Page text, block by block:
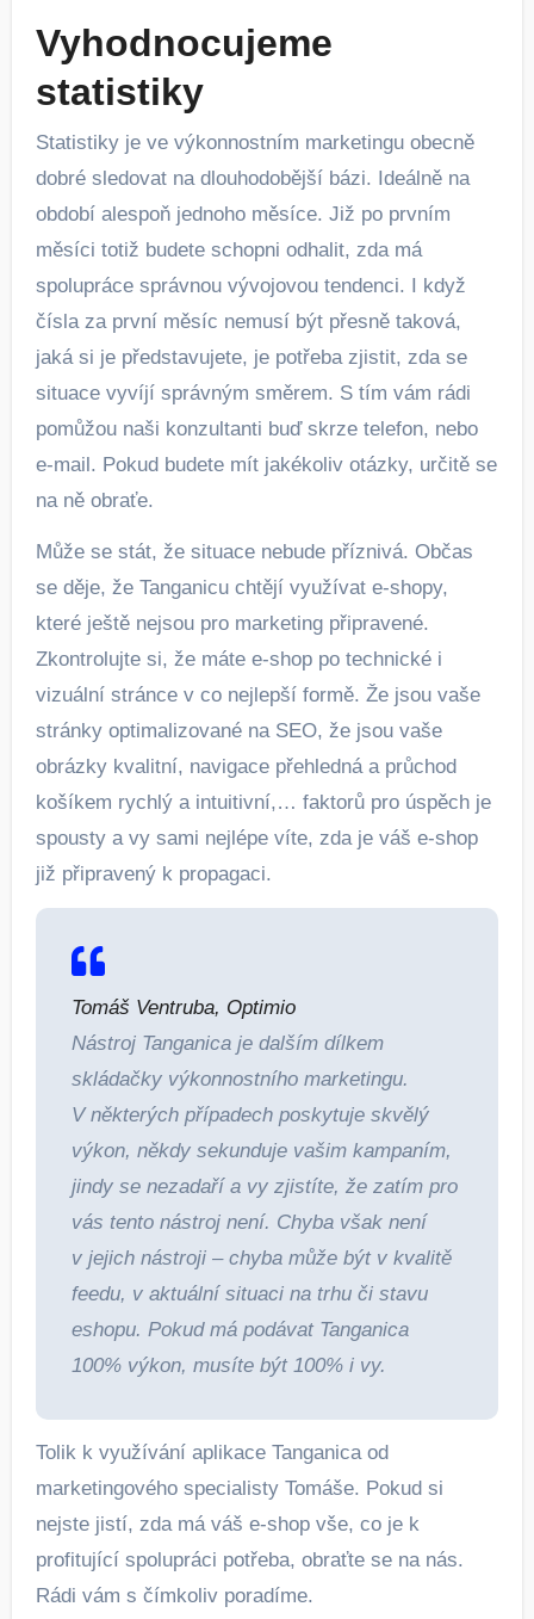
Vyhodnocujeme
statistiky
Statistiky je ve výkonnostním marketingu obecně
dobré sledovat na dlouhodobější bázi. Ideálně na
období alespoň jednoho měsíce. Již po prvním
měsíci totiž budete schopni odhalit, zda má
spolupráce správnou vývojovou tendenci. I když
čísla za první měsíc nemusí být přesně taková,
jaká si je představujete, je potřeba zjistit, zda se
situace vyvíjí správným směrem. S tím vám rádi
pomůžou naši konzultanti buď skrze telefon, nebo
e-mail. Pokud budete mít jakékoliv otázky, určitě se
na ně obraťe.
Může se stát, že situace nebude příznivá. Občas
se děje, že Tanganicu chtějí využívat e-shopy,
které ještě nejsou pro marketing připravené.
Zkontrolujte si, že máte e-shop po technické i
vizuální stránce v co nejlepší formě. Že jsou vaše
stránky optimalizované na SEO, že jsou vaše
obrázky kvalitní, navigace přehledná a průchod
košíkem rychlý a intuitivní,… faktorů pro úspěch je
spousty a vy sami nejlépe víte, zda je váš e-shop
již připravený k propagaci.
Tomáš Ventruba, Optimio
Nástroj Tanganica je dalším dílkem
skládačky výkonnostního marketingu.
V některých případech poskytuje skvělý
výkon, někdy sekunduje vašim kampaním,
jindy se nezadaří a vy zjistíte, že zatím pro
vás tento nástroj není. Chyba však není
v jejich nástroji – chyba může být v kvalitě
feedu, v aktuální situaci na trhu či stavu
eshopu. Pokud má podávat Tanganica
100% výkon, musíte být 100% i vy.
Tolik k využívání aplikace Tanganica od
marketingového specialisty Tomáše. Pokud si
nejste jistí, zda má váš e-shop vše, co je k
profitující spolupráci potřeba, obraťte se na nás.
Rádi vám s čímkoliv poradíme.